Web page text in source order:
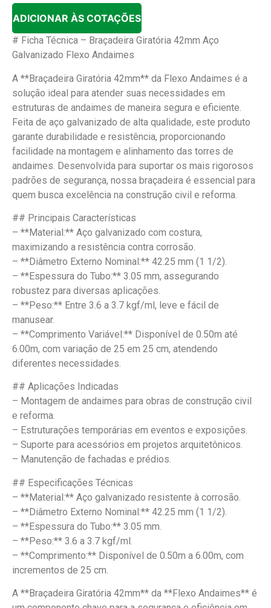
ADICIONAR ÀS COTAÇÕES
# Ficha Técnica – Braçadeira Giratória 42mm Aço
Galvanizado Flexo Andaimes
A **Braçadeira Giratória 42mm** da Flexo Andaimes é a
solução ideal para atender suas necessidades em
estruturas de andaimes de maneira segura e eficiente.
Feita de aço galvanizado de alta qualidade, este produto
garante durabilidade e resistência, proporcionando
facilidade na montagem e alinhamento das torres de
andaimes. Desenvolvida para suportar os mais rigorosos
padrões de segurança, nossa braçadeira é essencial para
quem busca excelência na construção civil e reforma.
## Principais Características
– **Material:** Aço galvanizado com costura,
maximizando a resistência contra corrosão.
– **Diâmetro Externo Nominal:** 42.25 mm (1 1/2).
– **Espessura do Tubo:** 3.05 mm, assegurando
robustez para diversas aplicações.
– **Peso:** Entre 3.6 a 3.7 kgf/ml, leve e fácil de
manusear.
– **Comprimento Variável:** Disponível de 0.50m até
6.00m, com variação de 25 em 25 cm, atendendo
diferentes necessidades.
## Aplicações Indicadas
– Montagem de andaimes para obras de construção civil
e reforma.
– Estruturações temporárias em eventos e exposições.
– Suporte para acessórios em projetos arquitetônicos.
– Manutenção de fachadas e prédios.
## Especificações Técnicas
– **Material:** Aço galvanizado resistente à corrosão.
– **Diâmetro Externo Nominal:** 42.25 mm (1 1/2).
– **Espessura do Tubo:** 3.05 mm.
– **Peso:** 3.6 a 3.7 kgf/ml.
– **Comprimento:** Disponível de 0.50m a 6.00m, com
incrementos de 25 cm.
A **Braçadeira Giratória 42mm** da **Flexo Andaimes** é